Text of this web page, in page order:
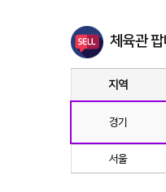
체육관
지역
경기
서울